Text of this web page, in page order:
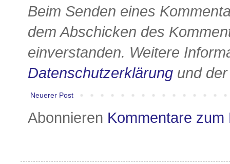
Beim Senden eines
dem Abschicken des
einverstanden. Weitere
Datenschutzerklärung und
Neuerer Post
Abonnieren Kommentare zum